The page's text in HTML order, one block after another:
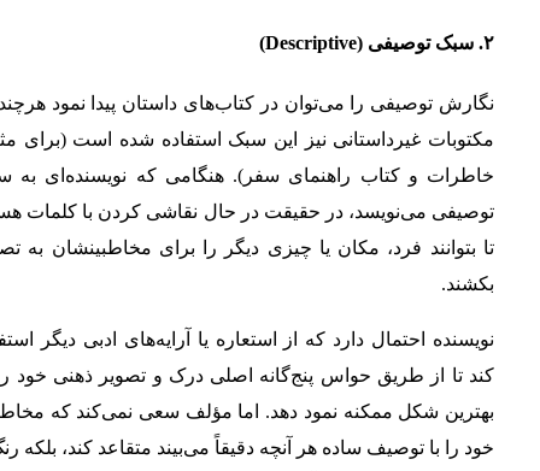
۲. سبک توصیفی (Descriptive)
نگارش توصیفی را می‌توان در کتاب‌های داستان پیدا نمود
مکتوبات غیرداستانی نیز این سبک استفاده شده است (برای
خاطرات و کتاب راهنمای سفر). هنگامی که نویسنده‌ای به
توصیفی می‌نویسد، در حقیقت در حال نقاشی کردن با کلمات
تا بتوانند فرد، مکان یا چیزی دیگر را برای مخاطبینشان به
بکشند.
نویسنده احتمال دارد که از استعاره یا آرایه‌های ادبی دیگر
کند تا از طریق حواس پنج‌گانه اصلی درک و تصویر ذهنی خود
بهترین شکل ممکنه نمود دهد. اما مؤلف سعی نمی‌کند که
خود را با توصیف ساده هر آنچه دقیقاً می‌بیند متقاعد کند، بلکه